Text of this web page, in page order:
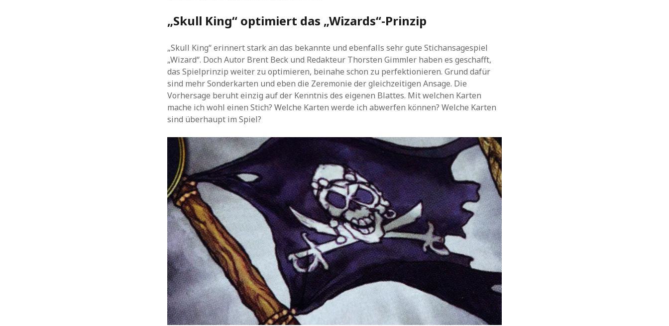
„Skull King“ optimiert das „Wizards“-Prinzip
„Skull King“ erinnert stark an das bekannte und ebenfalls sehr gute Stichansagespiel
„Wizard“. Doch Autor Brent Beck und Redakteur Thorsten Gimmler haben es geschafft,
das Spielprinzip weiter zu optimieren, beinahe schon zu perfektionieren. Grund dafür
sind mehr Sonderkarten und eben die Zeremonie der gleichzeitigen Ansage. Die
Vorhersage beruht einzig auf der Kenntnis des eigenen Blattes. Mit welchen Karten
mache ich wohl einen Stich? Welche Karten werde ich abwerfen können? Welche Karten
sind überhaupt im Spiel?